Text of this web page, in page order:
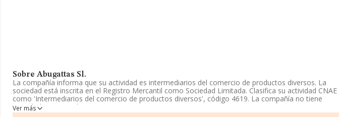
Sobre Abugattas Sl.
La compañía informa que su actividad es intermediarios del comercio de productos diversos. La
sociedad está inscrita en el Registro Mercantil como Sociedad Limitada. Clasifica su actividad CNAE
como 'Intermediarios del comercio de productos diversos', código 4619. La compañía no tiene
actividad en mercados exteriores.
Ver más